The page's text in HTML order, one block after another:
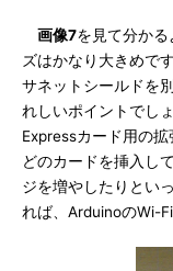
画像7を見て分か
ズはかなり大きめで
サネットシールドを
れしいポイントでし
Expressカード用の
どのカードを挿入し
ジを増やしたりとい
れば、ArduinoのWi-